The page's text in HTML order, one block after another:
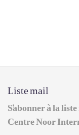
Liste mail
S'abonner à la
Centre Noor